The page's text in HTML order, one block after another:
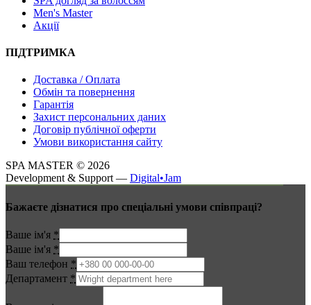
Men's Master
Акції
ПІДТРИМКА
Доставка / Оплата
Обмін та повернення
Гарантія
Захист персональних даних
Договір публічної оферти
Умови використання сайту
SPA MASTER © 2026
Development & Support — Digital•Jam
Бажаєте дізнатися про спеціальні умови співпраці?
Ваше ім'я *
Ваше ім'я *
Ваш телефон *
Департамент *